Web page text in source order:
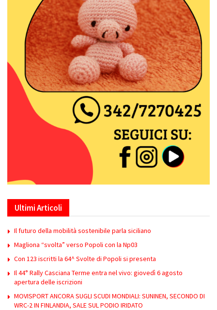
Ultimi Articoli
Il futuro della mobilità sostenibile parla siciliano
Magliona “svolta” verso Popoli con la Np03
Con 123 iscritti la 64^ Svolte di Popoli si presenta
Il 44° Rally Casciana Terme entra nel vivo: giovedì 6 agosto
apertura delle iscrizioni
MOVISPORT ANCORA SUGLI SCUDI MONDIALI: SUNINEN, SECONDO DI
WRC-2 IN FINLANDIA, SALE SUL PODIO IRIDATO